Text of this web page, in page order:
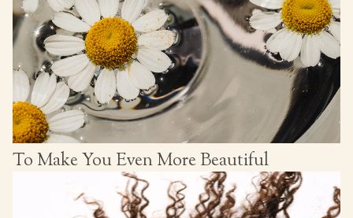
To Make You Even More Beautiful